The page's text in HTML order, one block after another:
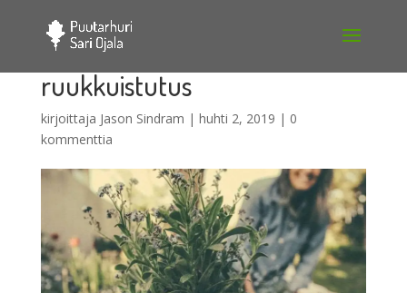
ruukkuistutus
kirjoittaja Jason Sindram | huhti 2, 2019 | 0
kommenttia